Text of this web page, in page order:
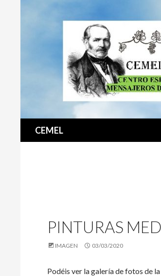
CEMEL
PINTURAS
IMAGEN 03/03/2020
Podéis ver la galería de fotos de